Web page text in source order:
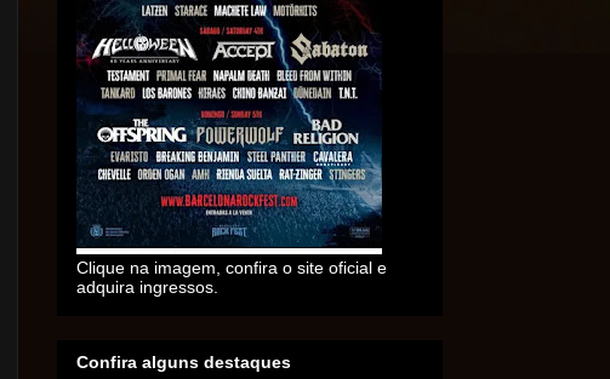
Clique na imagem, confira o site oficial e
adquira ingressos.
Confira alguns destaques